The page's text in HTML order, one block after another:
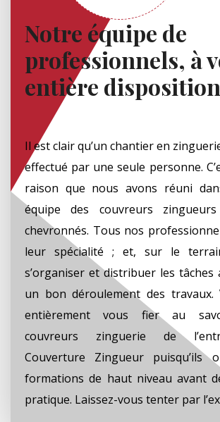
Notre équipe de
professionnels, à
entière disposition
Il est clair qu’un chantier en
effectué par une seule personne.
raison que nous avons réuni
équipe des couvreurs
chevronnés. Tous nos
leur spécialité ; et, sur le
s’organiser et distribuer les tâches
un bon déroulement des travaux.
entièrement vous fier au
couvreurs zinguerie de
Couverture Zingueur puisqu’ils
formations de haut niveau avant
pratique. Laissez-vous tenter par